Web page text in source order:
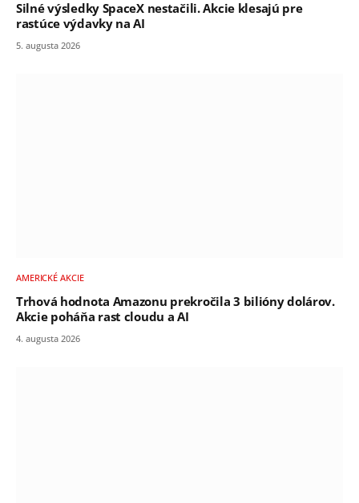
Silné výsledky SpaceX nestačili. Akcie klesajú pre
rastúce výdavky na AI
5. augusta 2026
AMERICKÉ AKCIE
Trhová hodnota Amazonu prekročila 3 bilióny dolárov.
Akcie poháňa rast cloudu a AI
4. augusta 2026